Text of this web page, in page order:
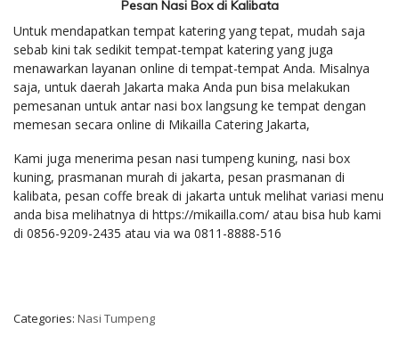
Pesan Nasi Box di Kalibata
Untuk mendapatkan tempat katering yang tepat, mudah saja
sebab kini tak sedikit tempat-tempat katering yang juga
menawarkan layanan online di tempat-tempat Anda. Misalnya
saja, untuk daerah Jakarta maka Anda pun bisa melakukan
pemesanan untuk antar nasi box langsung ke tempat dengan
memesan secara online di Mikailla Catering Jakarta,
Kami juga menerima pesan nasi tumpeng kuning, nasi box
kuning, prasmanan murah di jakarta, pesan prasmanan di
kalibata, pesan coffe break di jakarta untuk melihat variasi menu
anda bisa melihatnya di https://mikailla.com/ atau bisa hub kami
di 0856-9209-2435 atau via wa 0811-8888-516
Categories: Nasi Tumpeng